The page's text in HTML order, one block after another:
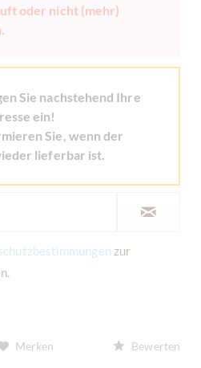
oder nicht (mehr)
Sie nachstehend Ihre
ein!
Sie, wenn der
lieferbar ist.
zur
Merken Bewerten